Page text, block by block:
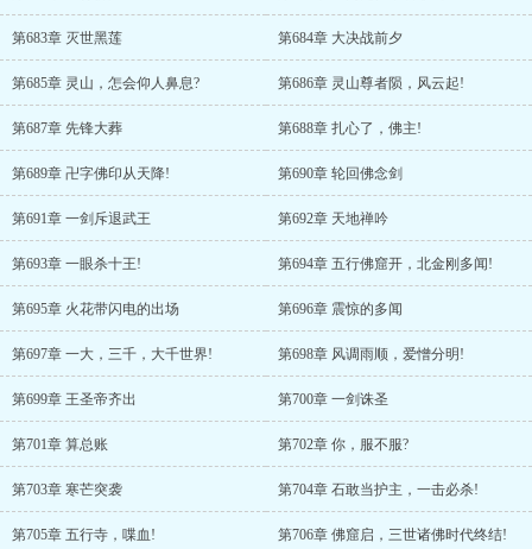
第683章 灭世黑莲 第684章 大决战前夕
第685章 灵山，怎会仰人鼻息? 第686章 灵山尊者陨，风云起!
第687章 先锋大葬 第688章 扎心了，佛主!
第689章 卍字佛印从天降! 第690章 轮回佛念剑
第691章 一剑斥退武王 第692章 天地禅吟
第693章 一眼杀十王! 第694章 五行佛窟开，北金刚多闻!
第695章 火花带闪电的出场 第696章 震惊的多闻
第697章 一大，三千，大千世界! 第698章 风调雨顺，爱憎分明!
第699章 王圣帝齐出 第700章 一剑诛圣
第701章 算总账 第702章 你，服不服?
第703章 寒芒突袭 第704章 石敢当护主，一击必杀!
第705章 五行寺，喋血! 第706章 佛窟启，三世诸佛时代终结!